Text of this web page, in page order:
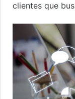
clientes que